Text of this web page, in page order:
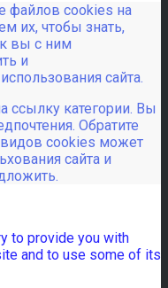
файлов cookies на
их, чтобы знать,
вы с ним
и
сайта.
ссылку категории. Вы
Обратите
видов cookies может
сайта и
to provide you with
and to use some of its